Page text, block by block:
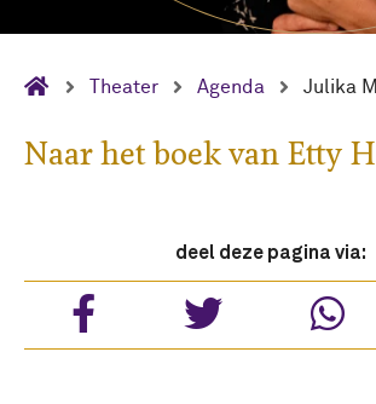
Theater Agenda Julika
Naar het boek van Etty
deel deze pagina via: